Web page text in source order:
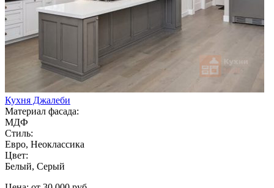
Кухня Джалеби
Материал фасада:
МДФ
Стиль:
Евро, Неоклассика
Цвет:
Белый, Серый